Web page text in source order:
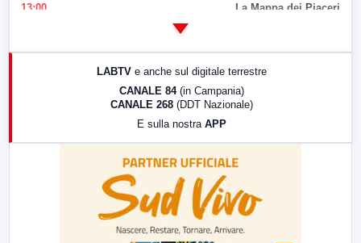
13:00 La Mappa dei Piaceri
LABTV e anche sul digitale terrestre
CANALE 84 (in Campania)
CANALE 268 (DDT Nazionale)
E sulla nostra APP